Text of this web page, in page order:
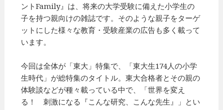
ントFamily』は、将来の大学受験に備えた小学生の
子を持つ親向けの雑誌です。そのような親子をターゲ
ットにした様々な教育・受験産業の広告も多く載って
います。
今回は全体が「東大」特集で、「東大生174人の小学
生時代」が総特集のタイトル。東大合格者とその親の
体験談などが種々載っている中で、「世界を変え
る！ 刺激になる『こんな研究、こんな先生』」とい